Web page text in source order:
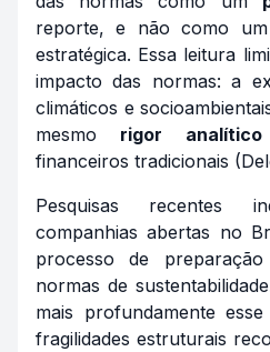
reporte, e não como
estratégica. Essa leitura
impacto das normas: a
climáticos e
mesmo rigor
financeiros tradicionais
Pesquisas recentes
companhias abertas no
processo de
normas de
mais profundamente
fragilidades estruturais